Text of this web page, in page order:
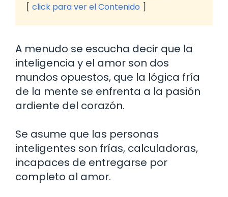
click para ver el Contenido
A menudo se escucha decir que la
inteligencia y el amor son dos
mundos opuestos, que la lógica fría
de la mente se enfrenta a la pasión
ardiente del corazón.
Se asume que las personas
inteligentes son frías, calculadoras,
incapaces de entregarse por
completo al amor.